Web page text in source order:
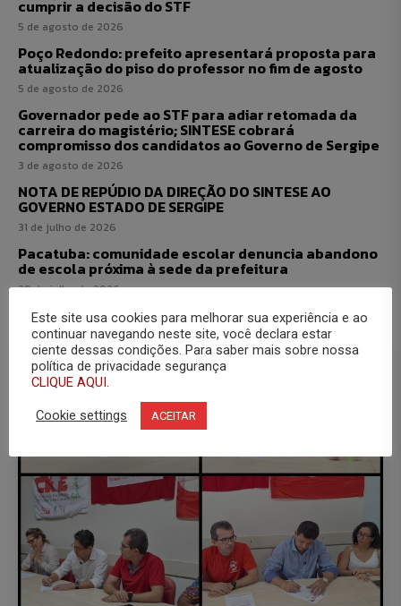
cumprir a decisão do STF
5 de agosto de 2026
Poço Redondo: prefeito apresentará proposta para
atualização do piso do professor no fim de agosto
5 de agosto de 2026
Governador pede ao STF para adiar retomada da
carreira do magistério; SINTESE cobrará
compromisso dos candidatos ao Governo de Sergipe
3 de agosto de 2026
NOTA DE REPÚDIO DA DIREÇÃO DO SINTESE AO
GOVERNO ESTADO DE SERGIPE
31 de julho de 2026
Pacatuba: comunidade escolar denuncia abandono
de escola próxima à sede da prefeitura
30 de julho de 2026
Este site usa cookies para melhorar sua experiência e ao
continuar navegando neste site, você declara estar
ciente dessas condições. Para saber mais sobre nossa
política de privacidade segurança
CLIQUE AQUI.
Cookie settings ACEITAR